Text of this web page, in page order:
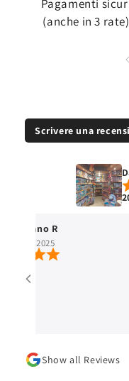
Pagamenti
(anche in 3 rate)
Scrivere una
Stefano R
ott 4, 2025
Show all Reviews